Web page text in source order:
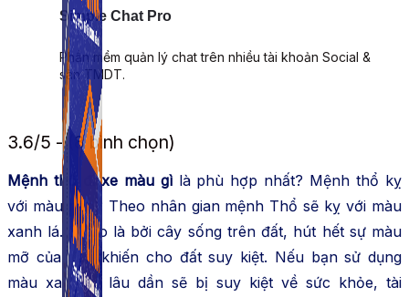
Simple Chat Pro
Phần mềm quản lý chat trên nhiều tài khoản Social &
sàn TMDT.
3.6/5 - (8 bình chọn)
Mệnh thổ đi xe màu gìlà phù hợp nhất? Mệnh thổ kỵ
với màu nào? Theo nhân gian mệnh Thổ sẽ kỵ với màu
xanh lá. Lý do là bởi cây sống trên đất, hút hết sự màu
mỡ của đất, khiến cho đất suy kiệt. Nếu bạn sử dụng
màu xanh lá lâu dần sẽ bị suy kiệt về sức khỏe, tài